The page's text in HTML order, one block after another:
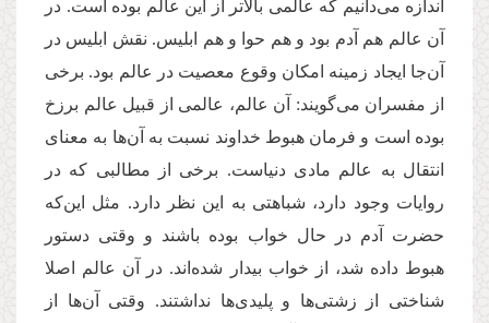
اندازه می‌دانیم که عالمی بالاتر از این عالم بوده است. در
آن عالم هم آدم بود و هم حوا و هم ابلیس. نقش ابلیس در
آن‌جا ایجاد زمینه امکان وقوع معصیت در عالم بود. برخی
از مفسران می‌گویند: آن عالم، عالمی از قبیل عالم برزخ‌
بوده است و فرمان هبوط خداوند نسبت به آن‌ها به معنای
انتقال به عالم مادی دنیاست. برخی از مطالبی که در
روایات وجود دارد، شباهتی به این نظر دارد. مثل این‌که
حضرت آدم در حال خواب بوده باشند و وقتی دستور
هبوط داده شد، از خواب بیدار شده‌اند. در آن عالم اصلا
شناختی از زشتی‌ها و پلیدی‌ها نداشتند. وقتی آن‌ها از